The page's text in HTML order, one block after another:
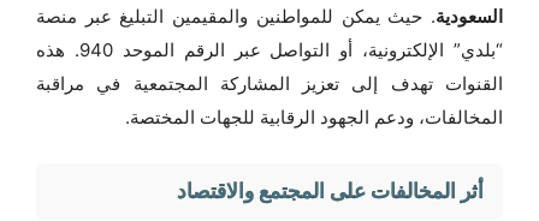
السعودية. حيث يمكن للمواطنين والمقيمين التبليغ عبر منصة
“بلدي” الإلكترونية، أو التواصل عبر الرقم الموحد 940. هذه
القنوات تهدف إلى تعزيز المشاركة المجتمعية في مراقبة
المخالفات، ودعم الجهود الرقابية للجهات المختصة.
أثر المخالفات على المجتمع والاقتصاد